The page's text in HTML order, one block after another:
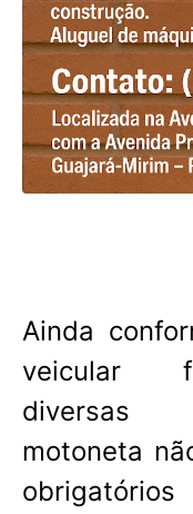
Ainda
veicular
diversas
motoneta